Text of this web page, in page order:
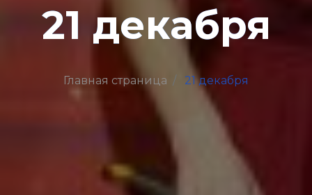
21 декабря
Главная страница 21 декабря